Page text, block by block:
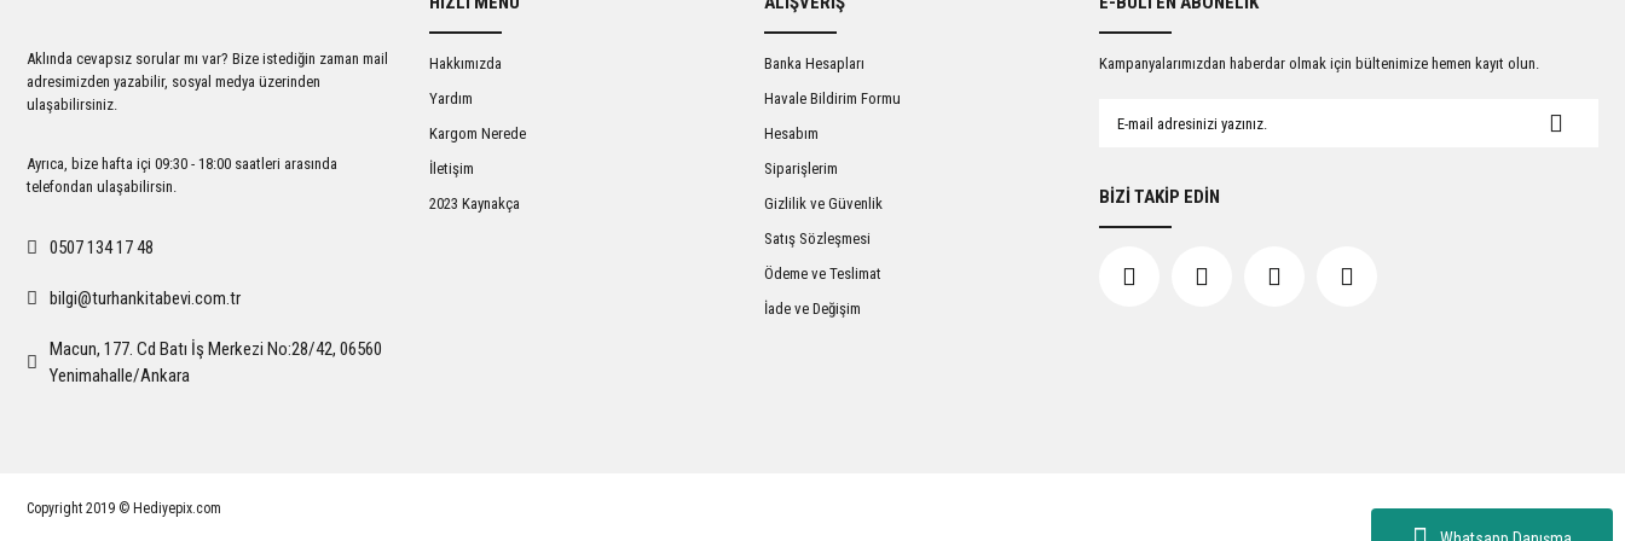
Ürün fiyatı diğer sitelerden daha pahalı.
Bu ürüne benzer farklı alternatifler olmalı.
Gönder
Aklında cevapsız sorular mı var? Bize istediğin zaman mail
adresimizden yazabilir, sosyal medya üzerinden
ulaşabilirsiniz.
Ayrıca, bize hafta içi 09:30 - 18:00 saatleri arasında
telefondan ulaşabilirsin.
0507 134 17 48
bilgi@turhankitabevi.com.tr
Macun, 177. Cd Batı İş Merkezi No:28/42, 06560
Yenimahalle/Ankara
Hakkımızda
Yardım
Kargom Nerede
İletişim
2023 Kaynakça
Banka Hesapları
Havale Bildirim Formu
Hesabım
Siparişlerim
Gizlilik ve Güvenlik
Satış Sözleşmesi
Ödeme ve Teslimat
İade ve Değişim
Kampanyalarımızdan haberdar olmak için bültenimize hemen kayıt olun.
BİZİ TAKİP EDİN
Copyright 2019 © Hediyepix.com